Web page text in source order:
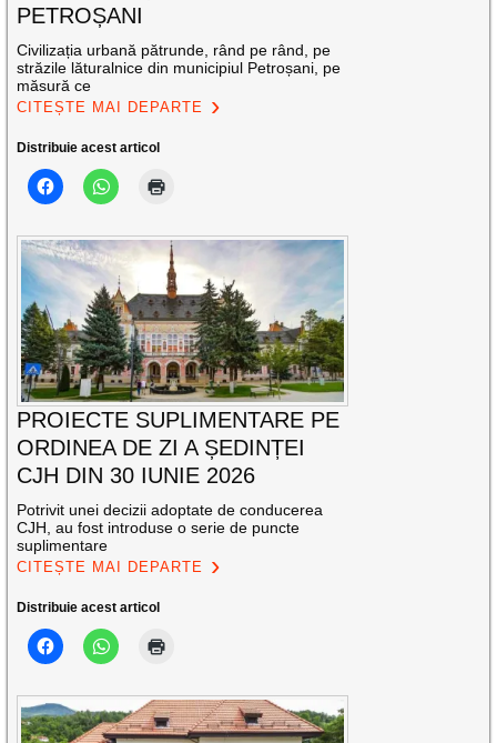
PETROȘANI
Civilizația urbană pătrunde, rând pe rând, pe
străzile lăturalnice din municipiul Petroșani, pe
măsură ce
CITEȘTE MAI DEPARTE
Distribuie acest articol
PROIECTE SUPLIMENTARE PE
ORDINEA DE ZI A ȘEDINȚEI
CJH DIN 30 IUNIE 2026
Potrivit unei decizii adoptate de conducerea
CJH, au fost introduse o serie de puncte
suplimentare
CITEȘTE MAI DEPARTE
Distribuie acest articol